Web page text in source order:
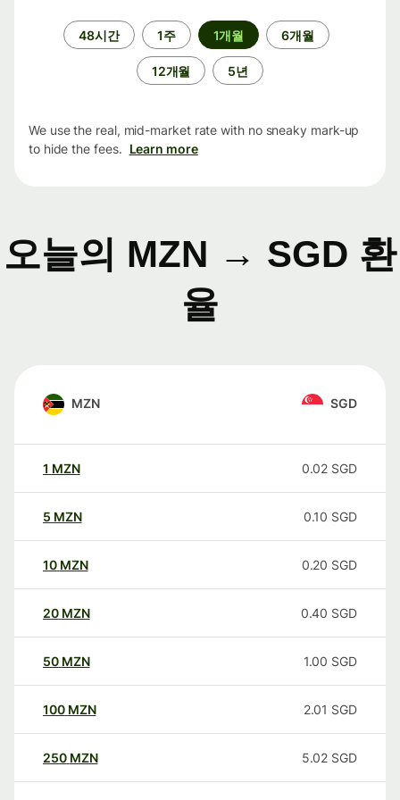
48시간 1주 1개월 6개월
12개월 5년
We use the real, mid-market rate with no sneaky mark-up
to hide the fees. Learn more
오늘의 MZN → SGD 환
율
MZN SGD
1 MZN 0.02 SGD
5 MZN 0.10 SGD
10 MZN 0.20 SGD
20 MZN 0.40 SGD
50 MZN 1.00 SGD
100 MZN 2.01 SGD
250 MZN 5.02 SGD